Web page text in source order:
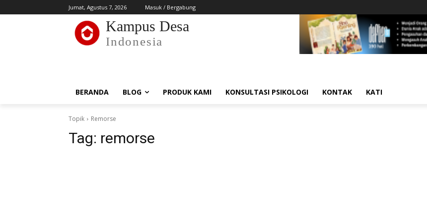
Jumat, Agustus 7, 2026 Masuk / Bergabung
Kampus Desa
Indonesia
BERANDA BLOG PRODUK KAMI KONSULTASI PSIKOLOGI KONTAK KATI
Topik Remorse
Tag: remorse